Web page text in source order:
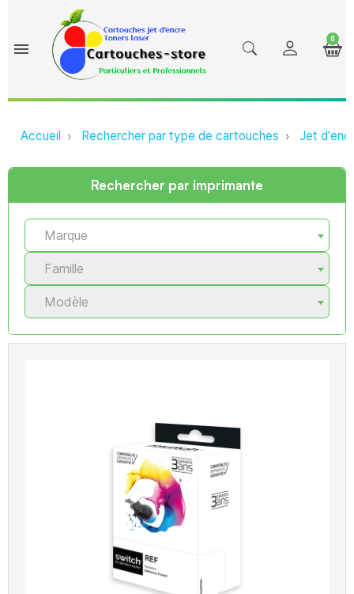
menu
0
Accueil Rechercher par type de cartouches Jet
Rechercher par imprimante
Marque
Famille
Modèle